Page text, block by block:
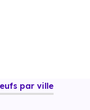
par ville